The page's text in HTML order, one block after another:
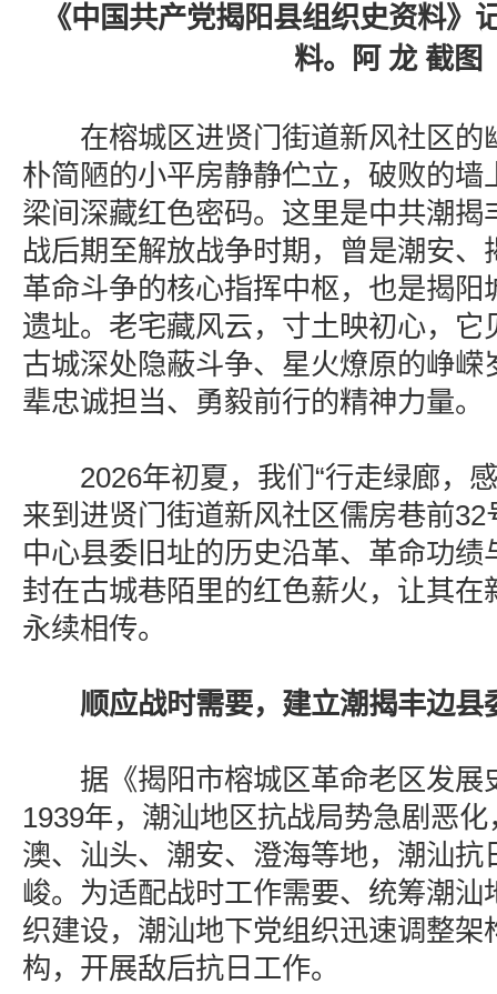
《中国共产党揭阳县组织史资料》
料。阿 龙 截图
在榕城区进贤门街道新风社区的
朴简陋的小平房静静伫立，破败的墙
梁间深藏红色密码。这里是中共潮揭
战后期至解放战争时期，曾是潮安、
革命斗争的核心指挥中枢，也是揭阳
遗址。老宅藏风云，寸土映初心，它
古城深处隐蔽斗争、星火燎原的峥嵘
辈忠诚担当、勇毅前行的精神力量。
2026年初夏，我们“行走绿廊，感
来到进贤门街道新风社区儒房巷前
中心县委旧址的历史沿革、革命功绩
封在古城巷陌里的红色薪火，让其在
永续相传。
顺应战时需要，建立潮揭丰边县
据《揭阳市榕城区革命老区发展
1939年，潮汕地区抗战局势急剧恶
澳、汕头、潮安、澄海等地，潮汕抗
峻。为适配战时工作需要、统筹潮汕
织建设，潮汕地下党组织迅速调整架
构，开展敌后抗日工作。